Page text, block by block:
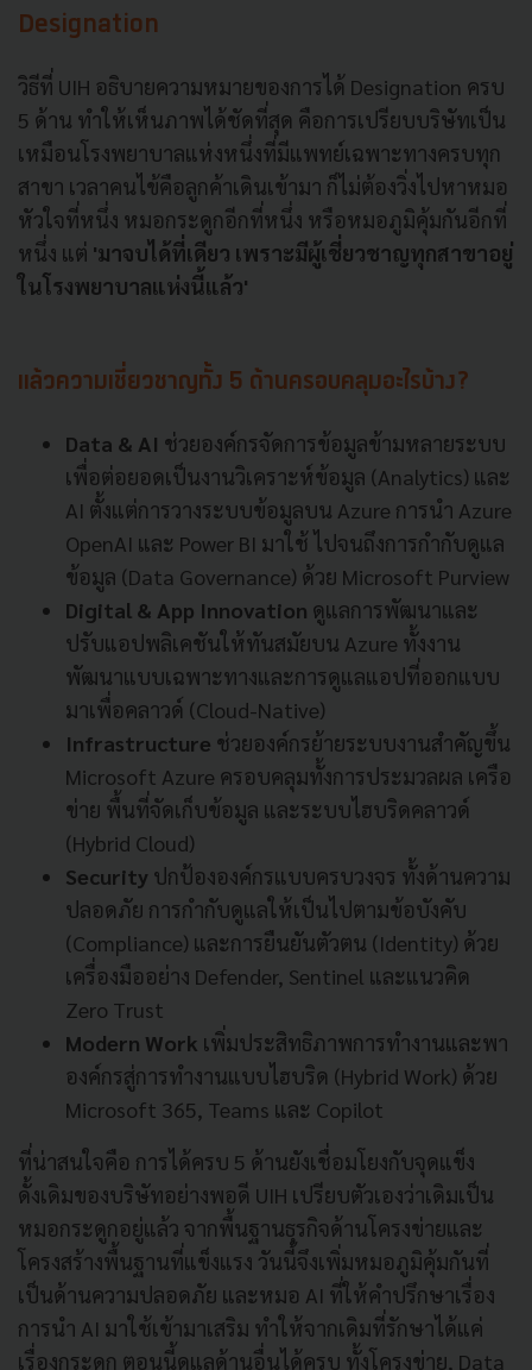
Designation
วิธีที่ UIH อธิบายความหมายของการได้ Designation ครบ
5 ด้าน ทำให้เห็นภาพได้ชัดที่สุด คือการเปรียบบริษัทเป็น
เหมือนโรงพยาบาลแห่งหนึ่งที่มีแพทย์เฉพาะทางครบทุก
สาขา เวลาคนไข้คือลูกค้าเดินเข้ามา ก็ไม่ต้องวิ่งไปหาหมอ
หัวใจที่หนึ่ง หมอกระดูกอีกที่หนึ่ง หรือหมอภูมิคุ้มกันอีกที่
หนึ่ง แต่ 'มาจบได้ที่เดียว เพราะมีผู้เชี่ยวชาญทุกสาขาอยู่
ในโรงพยาบาลแห่งนี้แล้ว'
แล้วความเชี่ยวชาญทั้ง 5 ด้านครอบคลุมอะไรบ้าง?
Data & AI ช่วยองค์กรจัดการข้อมูลข้ามหลายระบบ
เพื่อต่อยอดเป็นงานวิเคราะห์ข้อมูล (Analytics) และ
AI ตั้งแต่การวางระบบข้อมูลบน Azure การนำ Azure
OpenAI และ Power BI มาใช้ ไปจนถึงการกำกับดูแล
ข้อมูล (Data Governance) ด้วย Microsoft Purview
Digital & App Innovation ดูแลการพัฒนาและ
ปรับแอปพลิเคชันให้ทันสมัยบน Azure ทั้งงาน
พัฒนาแบบเฉพาะทางและการดูแลแอปที่ออกแบบ
มาเพื่อคลาวด์ (Cloud-Native)
Infrastructure ช่วยองค์กรย้ายระบบงานสำคัญขึ้น
Microsoft Azure ครอบคลุมทั้งการประมวลผล เครือ
ข่าย พื้นที่จัดเก็บข้อมูล และระบบไฮบริดคลาวด์
(Hybrid Cloud)
Security ปกป้ององค์กรแบบครบวงจร ทั้งด้านความ
ปลอดภัย การกำกับดูแลให้เป็นไปตามข้อบังคับ
(Compliance) และการยืนยันตัวตน (Identity) ด้วย
เครื่องมืออย่าง Defender, Sentinel และแนวคิด
Zero Trust
Modern Work เพิ่มประสิทธิภาพการทำงานและพา
องค์กรสู่การทำงานแบบไฮบริด (Hybrid Work) ด้วย
Microsoft 365, Teams และ Copilot
ที่น่าสนใจคือ การได้ครบ 5 ด้านยังเชื่อมโยงกับจุดแข็ง
ดั้งเดิมของบริษัทอย่างพอดี UIH เปรียบตัวเองว่าเดิมเป็น
หมอกระดูกอยู่แล้ว จากพื้นฐานธุรกิจด้านโครงข่ายและ
โครงสร้างพื้นฐานที่แข็งแรง วันนี้จึงเพิ่มหมอภูมิคุ้มกันที่
เป็นด้านความปลอดภัย และหมอ AI ที่ให้คำปรึกษาเรื่อง
การนำ AI มาใช้เข้ามาเสริม ทำให้จากเดิมที่รักษาได้แค่
เรื่องกระดูก ตอนนี้ดูแลด้านอื่นได้ครบ ทั้งโครงข่าย, Data